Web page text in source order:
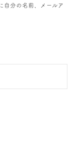
自分の名前、メールア